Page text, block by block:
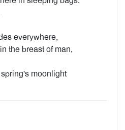
everywhere,
the breast of man,
moonlight